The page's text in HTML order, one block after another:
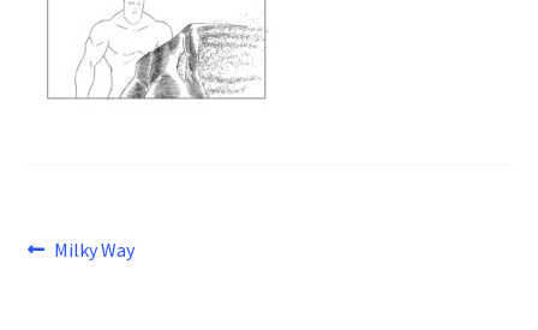
Beitragsnavigation
Vorheriger
Milky Way